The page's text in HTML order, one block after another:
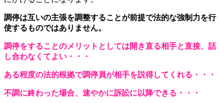
調停は互いの主張を調整することが前提で法的な強制力を行
使するものではありません。
調停をすることのメリットとしては開き直る相手と直接、話
し合わなくてよい・・・
ある程度の法的根拠で調停員が相手を説得してくれる・・・
不調に終わった場合、速やかに訴訟に以降できる・・・